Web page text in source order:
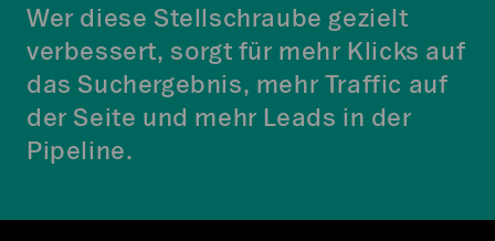
Wer diese Stellschraube gezielt
verbessert, sorgt für mehr Klicks auf
das Suchergebnis, mehr Traffic auf
der Seite und mehr Leads in der
Pipeline.